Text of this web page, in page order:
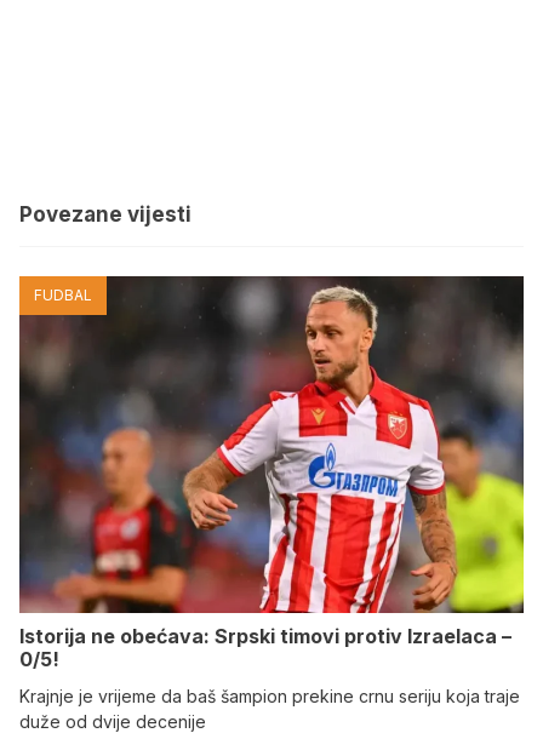
Povezane vijesti
FUDBAL
Istorija ne obećava: Srpski timovi protiv Izraelaca –
0/5!
Krajnje je vrijeme da baš šampion prekine crnu seriju koja traje
duže od dvije decenije